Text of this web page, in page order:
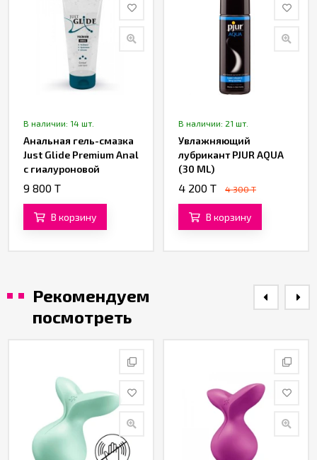
В наличии: 14 шт.
Анальная гель-смазка
Just Glide Premium Anal
с гиалуроновой
кислотой и пантенолом
9 800 T
В корзину
В наличии: 21 шт.
Увлажняющий
лубрикант PJUR AQUA
(30 ML)
4 200 T 4 300 T
В корзину
Рекомендуем
посмотреть